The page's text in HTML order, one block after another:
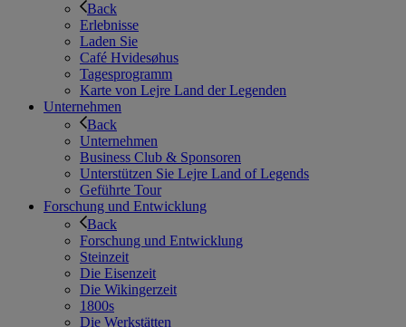
Back
Erlebnisse
Laden Sie
Café Hvidesøhus
Tagesprogramm
Karte von Lejre Land der Legenden
Unternehmen
Back
Unternehmen
Business Club & Sponsoren
Unterstützen Sie Lejre Land of Legends
Geführte Tour
Forschung und Entwicklung
Back
Forschung und Entwicklung
Steinzeit
Die Eisenzeit
Die Wikingerzeit
1800s
Die Werkstätten